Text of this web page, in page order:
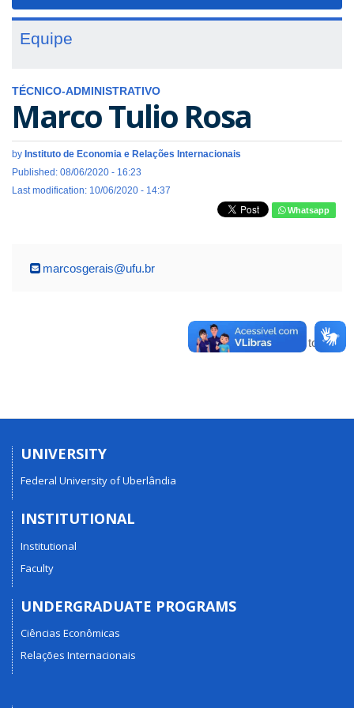
Equipe
TÉCNICO-ADMINISTRATIVO
Marco Tulio Rosa
by Instituto de Economia e Relações Internacionais
Published: 08/06/2020 - 16:23
Last modification: 10/06/2020 - 14:37
Whatsapp
marcosgerais@ufu.br
Voltar para o topo
UNIVERSITY
Federal University of Uberlândia
INSTITUTIONAL
Institutional
Faculty
UNDERGRADUATE PROGRAMS
Ciências Econômicas
Relações Internacionais